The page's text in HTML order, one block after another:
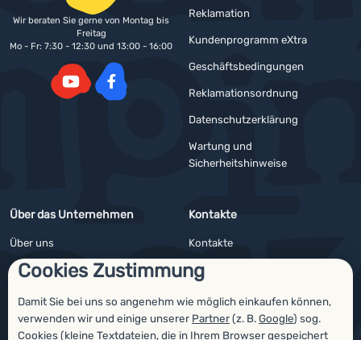
Cookies Zustimmung
Damit Sie bei uns so angenehm wie möglich einkaufen können,
verwenden wir und einige unserer Partner(z. B.Google) sog.
Cookies (kleine Textdateien, die in Ihrem Browser gespeichert
Reklamation
Kundenprogramm eXtra
Geschäftsbedingungen
Reklamationsordnung
Datenschutzerklärung
Wartung und
Sicherheitshinweise
Über das Unternehmen
Über uns
Impressum
4camping4nature
Unsere Tester
Kontakte
Kontakte
Angebote für Firmen und Vereine
Newsletter
Wir beraten Sie gerne von Montag bis
Freitag
Mo - Fr: 7:30 - 12:30 und 13:00 - 16:00